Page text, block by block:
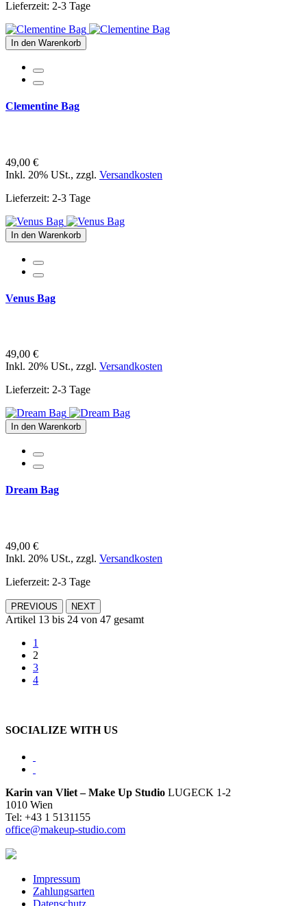
Lieferzeit: 2-3 Tage
In den Warenkorb
Clementine Bag
49,00 €
Inkl. 20% USt., zzgl. Versandkosten
Lieferzeit: 2-3 Tage
In den Warenkorb
Venus Bag
49,00 €
Inkl. 20% USt., zzgl. Versandkosten
Lieferzeit: 2-3 Tage
In den Warenkorb
Dream Bag
49,00 €
Inkl. 20% USt., zzgl. Versandkosten
Lieferzeit: 2-3 Tage
PREVIOUS NEXT
Artikel 13 bis 24 von 47 gesamt
1
2
3
4
SOCIALIZE WITH US
Karin van Vliet – Make Up Studio LUGECK 1-2
1010 Wien
Tel: +43 1 5131155
office@makeup-studio.com
Impressum
Zahlungsarten